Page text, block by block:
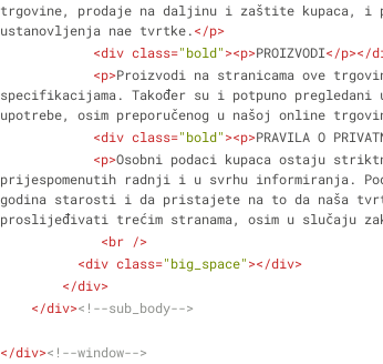
trgovine, prodaje na daljinu i zaštite kupaca, i
ustanovljenja nae tvrtke.</p>
<div class="bold"><p>PROIZVODI</p></
<p>Proizvodi na stranicama ove
specifikacijama. Također su i potpuno
upotrebe, osim preporučenog u našoj online
<div class="bold"><p>PRAVILA O
<p>Osobni podaci kupaca ostaju
prijespomenutih radnji i u svrhu informiranja.
godina starosti i da pristajete na to da naša
proslijeđivati trećim stranama, osim u slučaju
<br />
<div class="big_space"></div>
</div>
</div><!--sub_body-->
</div><!--window-->